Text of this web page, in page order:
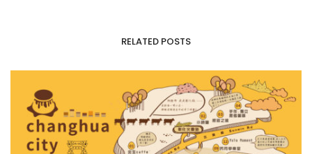
RELATED POSTS